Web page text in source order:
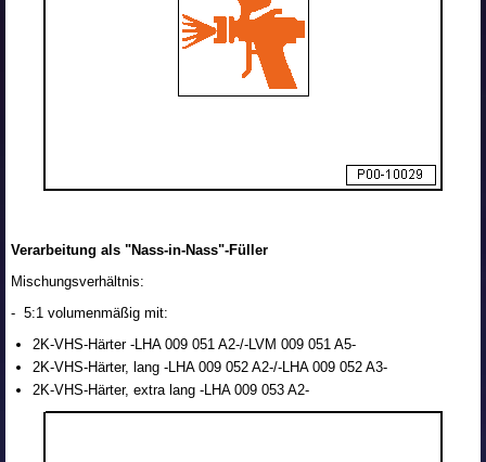
Verarbeitung als "Nass-in-Nass"-Füller
Mischungsverhältnis:
- 5:1 volumenmäßig mit:
2K-VHS-Härter -LHA 009 051 A2-/-LVM 009 051 A5-
2K-VHS-Härter, lang -LHA 009 052 A2-/-LHA 009 052 A3-
2K-VHS-Härter, extra lang -LHA 009 053 A2-